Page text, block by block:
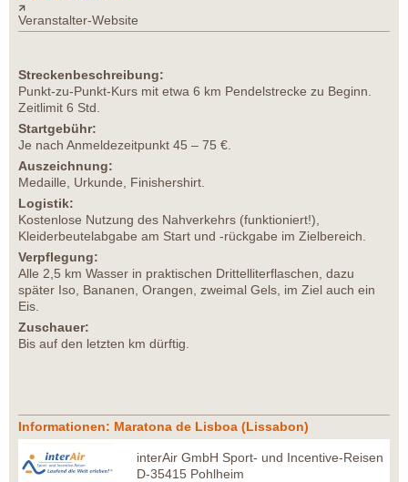
Veranstalter-Website
Streckenbeschreibung:
Punkt-zu-Punkt-Kurs mit etwa 6 km Pendelstrecke zu Beginn.
Zeitlimit 6 Std.
Startgebühr:
Je nach Anmeldezeitpunkt 45 – 75 €.
Auszeichnung:
Medaille, Urkunde, Finishershirt.
Logistik:
Kostenlose Nutzung des Nahverkehrs (funktioniert!),
Kleiderbeutelabgabe am Start und -rückgabe im Zielbereich.
Verpflegung:
Alle 2,5 km Wasser in praktischen Drittelliterflaschen, dazu
später Iso, Bananen, Orangen, zweimal Gels, im Ziel auch ein
Eis.
Zuschauer:
Bis auf den letzten km dürftig.
Informationen: Maratona de Lisboa (Lissabon)
interAir GmbH Sport- und Incentive-Reisen
D-35415 Pohlheim